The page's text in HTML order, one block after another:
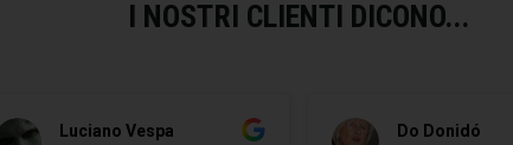
I NOSTRI CLIENTI DICONO...
Luciano Vespa Do Donidó